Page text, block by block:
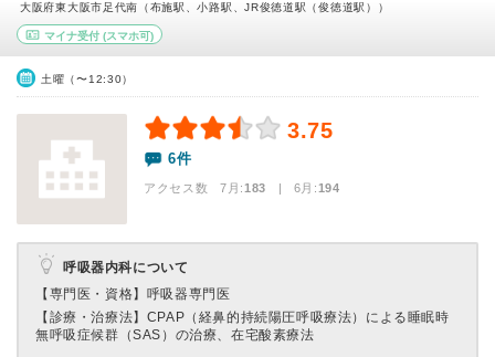
大阪府東大阪市足代南（布施駅、小路駅、JR俊徳道駅（俊徳道駅））
マイナ受付 (スマホ可)
土曜（〜12:30）
3.75
6件
アクセス数 7月:183 | 6月:194
呼吸器内科について
【専門医・資格】 呼吸器専門医
【診療・治療法】 CPAP（経鼻的持続陽圧呼吸療法）による睡眠時
無呼吸症候群（SAS）の治療、在宅酸素療法